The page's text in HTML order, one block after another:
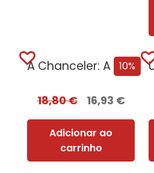
10%
A Chanceler: A Notável Odisseia de Angela Merkel [Edição Autografada]
18,80€ 16,93 €
Adicionar ao
carrinho